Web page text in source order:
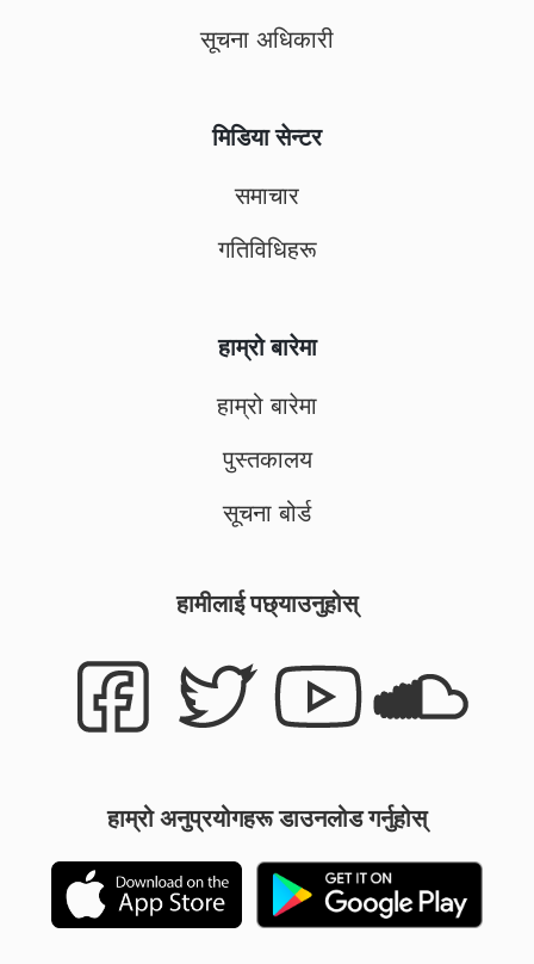
सूचना अधिकारी
मिडिया सेन्टर
समाचार
गतिविधिहरू
हाम्रो बारेमा
हाम्रो बारेमा
पुस्तकालय
सूचना बोर्ड
हामीलाई पछ्याउनुहोस्
हाम्रो अनुप्रयोगहरू डाउनलोड गर्नुहोस्